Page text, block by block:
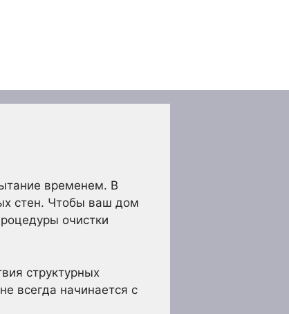
временем. В
стен. Чтобы ваш дом
очистки
структурных
всегда начинается с